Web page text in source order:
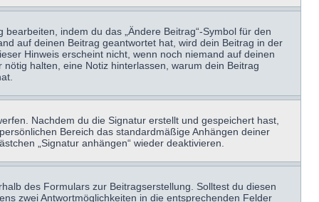
indem du das „Ändere Beitrag“-Symbol für den
auf deinen Beitrag geantwortet hat, wird dein Beitrag in der
Hinweis erscheint nicht, wenn noch niemand auf deinen
halten, eine Notiz hinterlassen, warum dein Beitrag
Nachdem du die Signatur erstellt und gespeichert hast,
Bereich das standardmäßige Anhängen deiner
„Signatur anhängen“ wieder deaktivieren.
des Formulars zur Beitragserstellung. Solltest du diesen
zwei Antwortmöglichkeiten in die entsprechenden Felder